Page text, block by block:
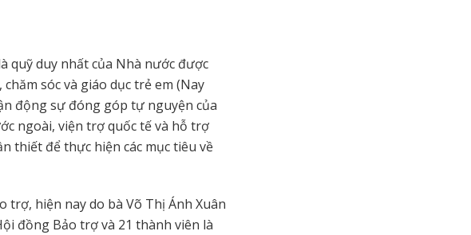
quỹ duy nhất của Nhà nước được
sóc và giáo dục trẻ em (Nay
động sự đóng góp tự nguyện của
ngoài, viện trợ quốc tế và hỗ trợ
thiết để thực hiện các mục tiêu về
trợ, hiện nay do bà Võ Thị Ánh Xuân
đồng Bảo trợ và 21 thành viên là